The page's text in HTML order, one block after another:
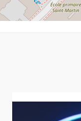
aux empires